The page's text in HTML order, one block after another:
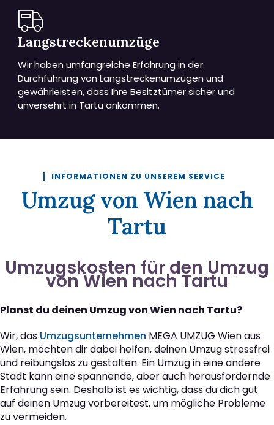
Langstreckenumzüge
Wir haben umfangreiche Erfahrung in der
Durchführung von Langstreckenumzügen und
gewährleisten, dass Ihre Besitztümer sicher und
unversehrt in Tartu ankommen.
INFORMATIONEN ZU UNSEREM SERVICE
Umzug von Wien nach
Tartu
Umzugskosten für den Umzug
von Wien nach Tartu
Planst du deinen Umzug von Wien nach Tartu?
Wir, das Umzugsunternehmen MEGA UMZUG Wien aus
Wien, möchten dir dabei helfen, deinen Umzug stressfrei
und reibungslos zu gestalten. Ein Umzug in eine andere
Stadt kann eine spannende, aber auch herausfordernde
Erfahrung sein. Deshalb ist es wichtig, dass du dich gut
auf deinen Umzug vorbereitest, um mögliche Probleme
zu vermeiden.